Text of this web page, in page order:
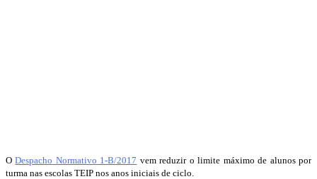
ODespacho Normativo 1-B/2017 vem reduzir o limite máximo de alunos por
turma nas escolas TEIP nos anos iniciais de ciclo.